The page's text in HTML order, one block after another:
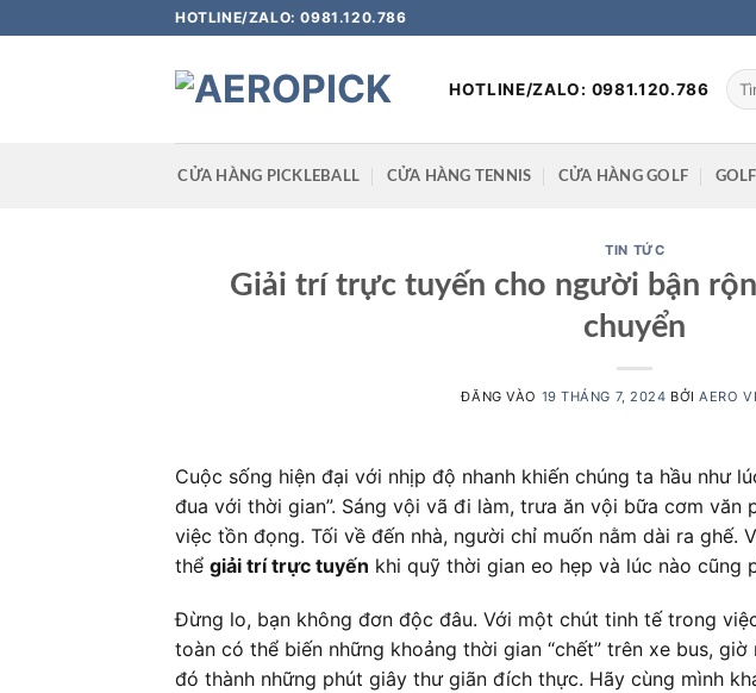
qua
HOTLINE/ZALO: 0981.120.786
HOTLINE/ZALO: 0981.120.786
Tìm
kiếm:
CỬA HÀNG PICKLEBALL CỬA HÀNG TENNIS CỬA HÀNG GOLF
TIN TỨC
Giải trí trực tuyến cho người bận
chuyển
ĐĂNG VÀO 19 THÁNG 7, 2024 BỞIAERO
Cuộc sống hiện đại với nhịp độ nhanh khiến chúng ta hầu như
đua với thời gian”. Sáng vội vã đi làm, trưa ăn vội bữa cơm
việc tồn đọng. Tối về đến nhà, người chỉ muốn nằm dài ra ghế.
thể giải trí trực tuyến khi quỹ thời gian eo hẹp và lúc nào cũng
Đừng lo, bạn không đơn độc đâu. Với một chút tinh tế trong
toàn có thể biến những khoảng thời gian “chết” trên xe bus,
đó thành những phút giây thư giãn đích thực. Hãy cùng mình